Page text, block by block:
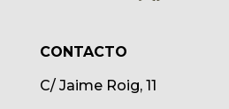
CONTACTO
C/ Jaime Roig, 11